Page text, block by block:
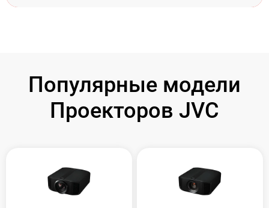
Популярные модели
Проекторов JVC